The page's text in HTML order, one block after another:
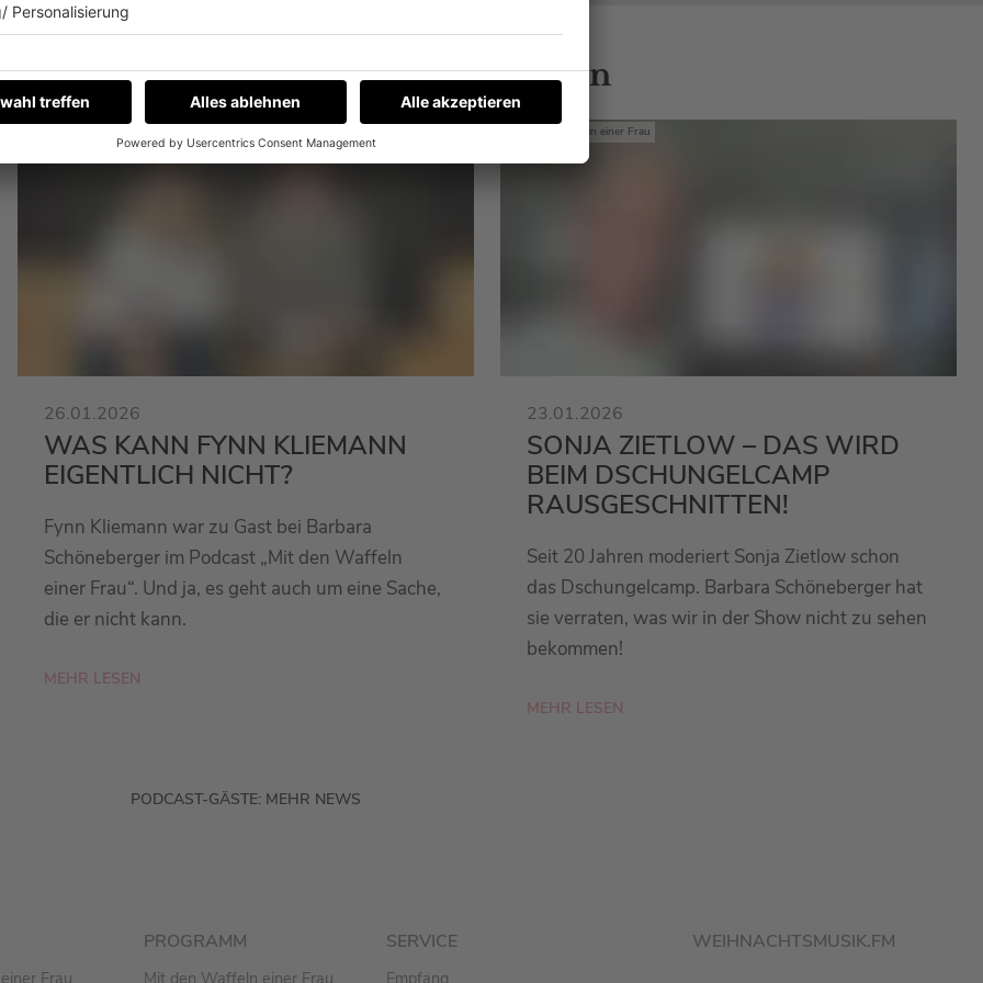
zu Barbara Schönebergers Gästen
26.01.2026
WAS KANN FYNN KLIEMANN
EIGENTLICH NICHT?
Fynn Kliemann war zu Gast bei Barbara
Schöneberger im Podcast „Mit den Waffeln
einer Frau“. Und ja, es geht auch um eine Sache,
die er nicht kann.
MEHR LESEN
Mit den Waffeln einer Frau
23.01.2026
SONJA ZIETLOW – DAS WIRD
BEIM DSCHUNGELCAMP
RAUSGESCHNITTEN!
Seit 20 Jahren moderiert Sonja Zietlow schon
das Dschungelcamp. Barbara Schöneberger hat
sie verraten, was wir in der Show nicht zu sehen
bekommen!
MEHR LESEN
PODCAST-GÄSTE: MEHR NEWS
PROGRAMM SERVICE WEIHNACHTSMUSIK.FM